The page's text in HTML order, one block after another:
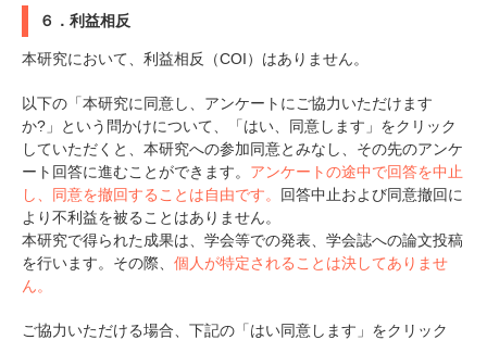
６．利益相反
本研究において、利益相反（COI）はありません。
以下の「本研究に同意し、アンケートにご協力いただけます
か?」という問かけについて、「はい、同意します」をクリック
していただくと、本研究への参加同意とみなし、その先のアンケ
ート回答に進むことができます。 アンケートの途中で回答を中止
し、同意を撤回することは自由です。 回答中止および同意撤回に
より不利益を被ることはありません。
本研究で得られた成果は、学会等での発表、学会誌への論文投稿
を行います。その際、 個人が特定されることは決してありませ
ん。
ご協力いただける場合、下記の「はい同意します」をクリック
いぬ部をフォロー
アプリをダウンロードする